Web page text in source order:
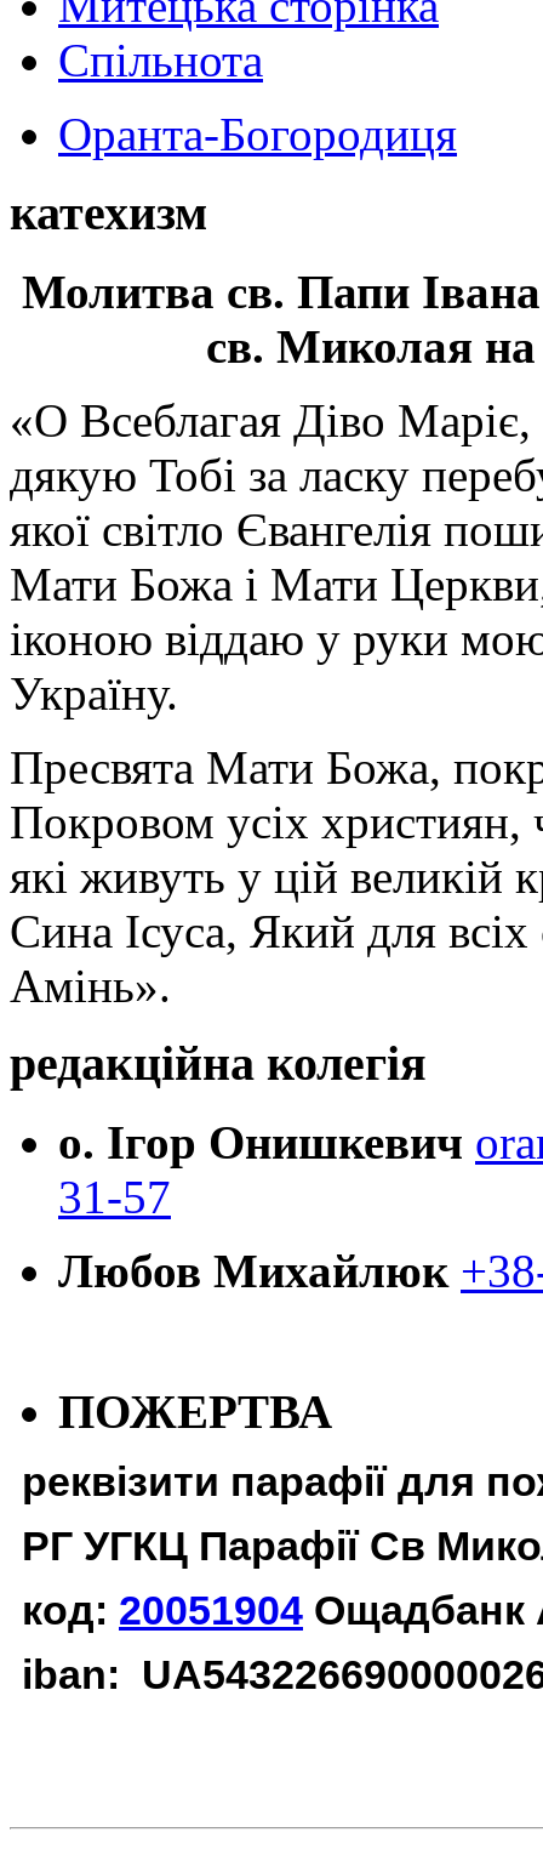
Спільнота
Оранта-Богородиця
катехизм
Молитва св. Папи
св. Миколая на
«О Всеблагая Діво
дякую Тобі за ласку
якої світло Євангелія
Мати Божа і Мати
іконою віддаю у руки
Україну.
Пресвята Мати Божа,
Покровом усіх християн,
які живуть у цій великій
Сина Ісуса, Який для
Амінь».
редакційна колегія
о. Ігор Онишкевич
31-57
Любов Михайлюк
ПОЖЕРТВА
реквізити парафії для
РГ УГКЦ Парафії Св
код: 20051904 Ощадбанк
iban: